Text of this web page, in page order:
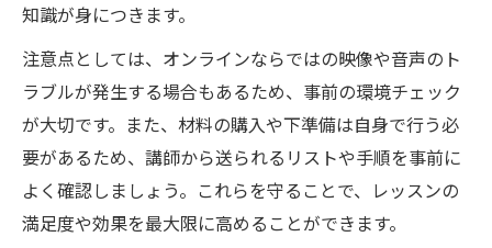
知識が身につきます。
注意点としては、オンラインならではの映像や音声のト
ラブルが発生する場合もあるため、事前の環境チェック
が大切です。また、材料の購入や下準備は自身で行う必
要があるため、講師から送られるリストや手順を事前に
よく確認しましょう。これらを守ることで、レッスンの
満足度や効果を最大限に高めることができます。